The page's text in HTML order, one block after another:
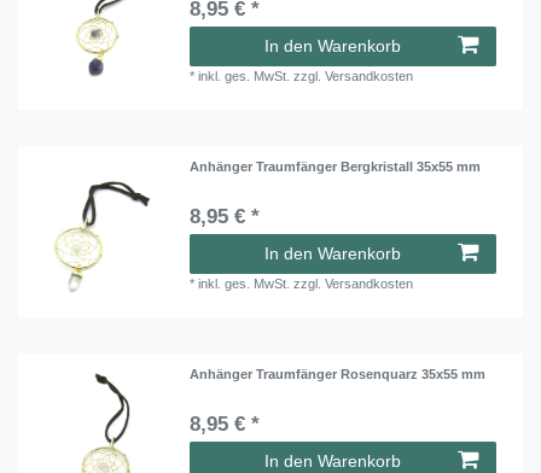
8,95 € *
In den Warenkorb
*inkl. ges. MwSt. zzgl.Versandkosten
Anhänger Traumfänger Bergkristall 35x55 mm
8,95 € *
In den Warenkorb
*inkl. ges. MwSt. zzgl.Versandkosten
Anhänger Traumfänger Rosenquarz 35x55 mm
8,95 € *
In den Warenkorb